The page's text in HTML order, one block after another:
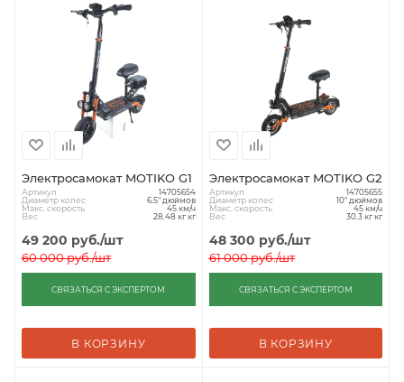
Электросамокат MOTIKO G1
Артикул 14705654
Диаметр колес 6.5" дюймов
Макс. скорость 45 км/ч
Вес 28.48 кг кг
49 200 руб./шт
60 000руб./шт
СВЯЗАТЬСЯ С ЭКСПЕРТОМ
В КОРЗИНУ
Электросамокат MOTIKO G2
Артикул 14705655
Диаметр колес 10" дюймов
Макс. скорость 45 км/ч
Вес 30.3 кг кг
48 300 руб./шт
61 000руб./шт
СВЯЗАТЬСЯ С ЭКСПЕРТОМ
В КОРЗИНУ